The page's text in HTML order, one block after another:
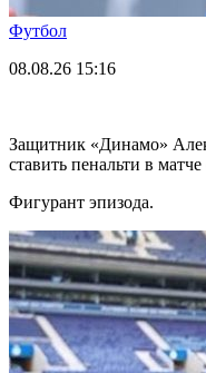
Футбол
08.08.26 15:16
Защитник «Динамо»
ставить пенальти в
Фигурант эпизода.